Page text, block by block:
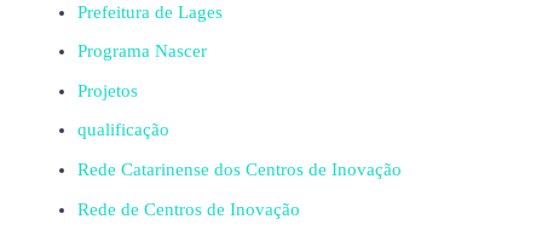
Prefeitura de Lages
Programa Nascer
Projetos
qualificação
Rede Catarinense dos Centros de Inovação
Rede de Centros de Inovação